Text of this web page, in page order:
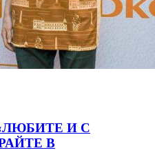
И С
В